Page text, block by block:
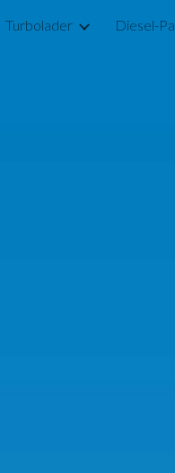
Skip to main content
Turbolader Diesel-